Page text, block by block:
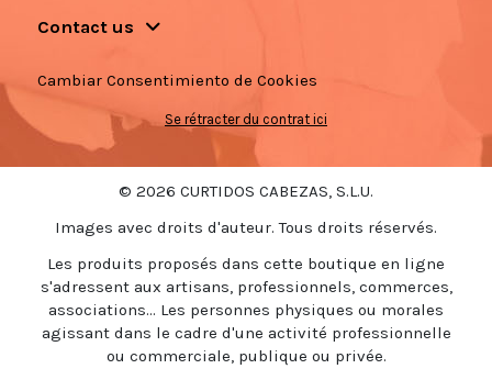
Contact us
Cambiar Consentimiento de Cookies
Se rétracter du contrat ici
© 2026 CURTIDOS CABEZAS, S.L.U.
Images avec droits d'auteur. Tous droits réservés.
Les produits proposés dans cette boutique en ligne
s'adressent aux artisans, professionnels, commerces,
associations... Les personnes physiques ou morales
agissant dans le cadre d'une activité professionnelle
ou commerciale, publique ou privée.